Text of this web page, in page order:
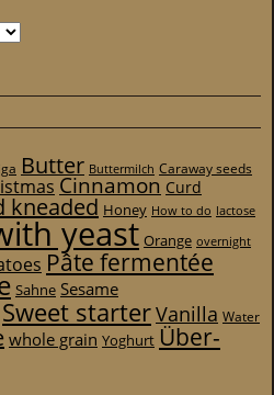
Butter Buttermilch Caraway seeds
Cinnamon Curd
kneaded Honey How to do lactose
yeast Orange overnight
Pâte fermentée
Sahne Sesame
Sweet starterVanilla Water
whole grain Yoghurt Über-